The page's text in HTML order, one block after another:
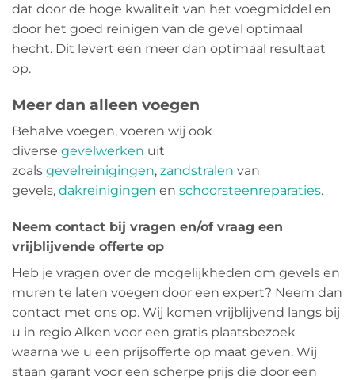
dat door de hoge kwaliteit van het voegmiddel en
door het goed reinigen van de gevel optimaal
hecht. Dit levert een meer dan optimaal resultaat
op.
Meer dan alleen voegen
Behalve voegen, voeren wij ook
diverse gevelwerken uit
zoals gevelreinigingen, zandstralen van
gevels, dakreinigingen en schoorsteenreparaties.
Neem contact bij vragen en/of vraag een
vrijblijvende offerte op
Heb je vragen over de mogelijkheden om gevels en
muren te laten voegen door een expert? Neem dan
contact met ons op. Wij komen vrijblijvend langs bij
u in regio Alken voor een gratis plaatsbezoek
waarna we u een prijsofferte op maat geven. Wij
staan garant voor een scherpe prijs die door een